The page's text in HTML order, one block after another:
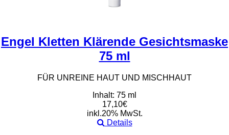
Engel Kletten Klärende Gesichtsmaske
75 ml
FÜR UNREINE HAUT UND MISCHHAUT
Inhalt: 75 ml
17,10€
inkl.20% MwSt.
Details